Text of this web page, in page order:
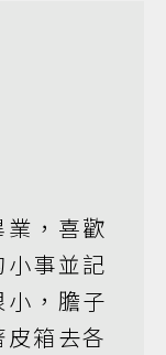
，喜歡
事並記
，膽子
箱去各